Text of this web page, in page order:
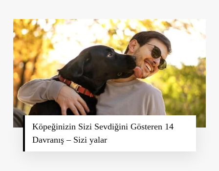
Köpeğinizin Sizi Sevdiğini Gösteren 14
Davranış – Sizi yalar